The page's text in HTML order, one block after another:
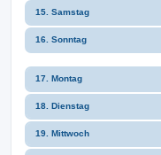
15. Samstag
16. Sonntag
17. Montag
18. Dienstag
19. Mittwoch